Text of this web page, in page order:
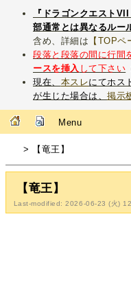
『ドラゴンクエスト
部通常とは異なるルー
含め、詳細は 【TOPペ
段落と段落の間に行間
ースを挿入 して下さい
現在、 本スレにてホス
が生じた場合は、掲示
Menu
> 【竜王】
【竜王】
Last-modified: 2026-06-23 (火)